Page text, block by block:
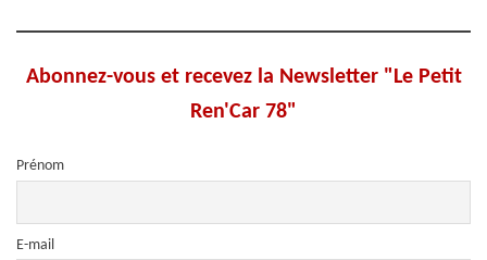
Abonnez-vous et recevez la Newsletter "Le Petit
Ren'Car 78"
Prénom
E-mail